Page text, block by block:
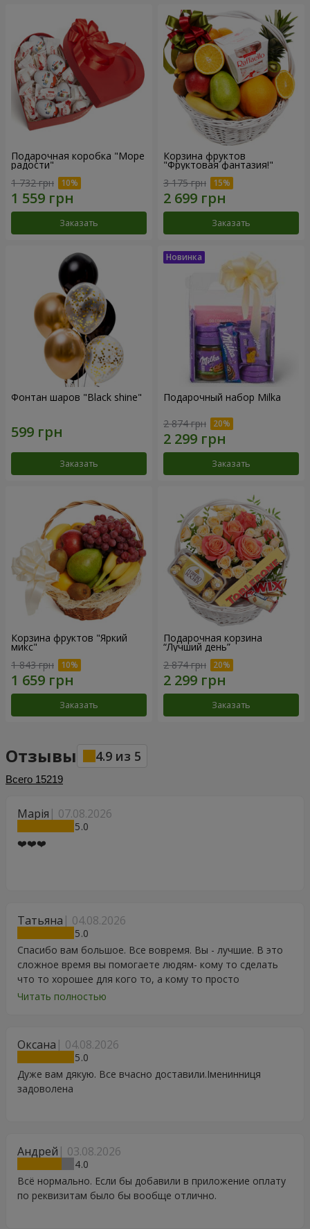
Подарочная коробка "Море
радости"
1 732 грн
Заказать
Корзина фруктов
"Фруктовая фантазия!"
3 175 грн
Заказать
Фонтан шаров "Black shine"
Заказать
Подарочный набор Milka
2 874 грн
Заказать
Корзина фруктов "Яркий
микс"
1 843 грн
Заказать
Подарочная корзина
“Лучший день”
2 874 грн
Заказать
Отзывы 4.9 из 5
Всего 15219
Марія 07.08.2026
5
❤️❤️❤️
Татьяна 04.08.2026
5
Спасибо вам большое. Все вовремя. Вы - лучшие. В это
сложное время вы помогаете людям- кому то сделать
что то хорошее для кого то, а кому то просто
порадоваться цветам, подарку, тортику, поздравлению.
Читать полностью
Оксана 04.08.2026
5
Дуже вам дякую. Все вчасно доставили.Іменинниця
задоволена
Андрей 03.08.2026
4
Всё нормально. Если бы добавили в приложение оплату
по реквизитам было бы вообще отлично.